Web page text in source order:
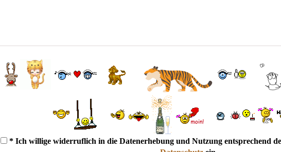
* Ich willige widerruflich in die Datenerhebung und Nutzung entsprechend